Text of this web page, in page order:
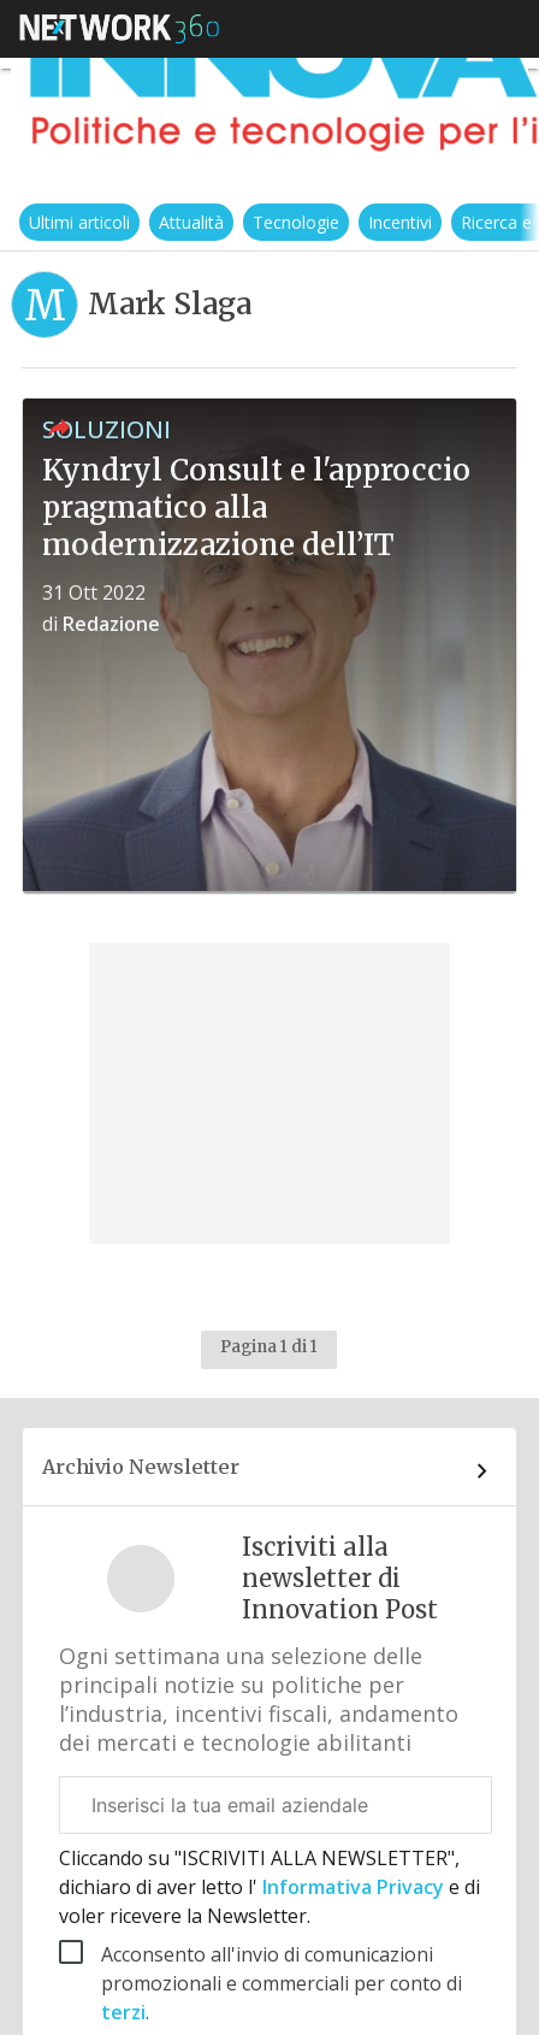
Ultimi articoli Attualità Tecnologie Incentivi Ricerca
M Mark Slaga
SOLUZIONI
Kyndryl Consult e l'approccio
pragmatico alla
modernizzazione dell’IT
31 Ott 2022
di Redazione
Pagina 1 di 1
Archivio Newsletter
Iscriviti alla
newsletter di
Innovation Post
Ogni settimana una selezione delle
principali notizie su politiche per
l’industria, incentivi fiscali, andamento
dei mercati e tecnologie abilitanti
aziendale
Cliccando su "ISCRIVITI ALLA NEWSLETTER",
dichiaro di aver letto l' Informativa Privacye di
voler ricevere la Newsletter.
Acconsento all'invio di comunicazioni
promozionali e commerciali per conto di
terzi.